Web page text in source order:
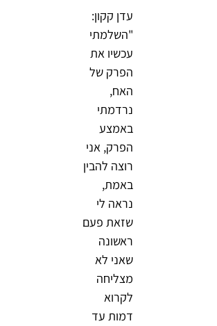
עדן קקון:
"השלמתי
עכשיו את
הפרק של
האח,
נרדמתי
באמצע
הפרק, אני
רוצה להבין
באמת,
נראה לי
שזאת פעם
ראשונה
שאני לא
מצליחה
לקרוא
דמות עד